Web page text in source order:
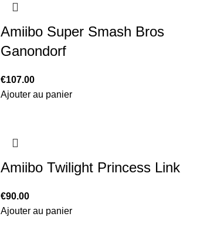
Amiibo Super Smash Bros
Ganondorf
€107.00
Ajouter au panier
Amiibo Twilight Princess Link
€90.00
Ajouter au panier